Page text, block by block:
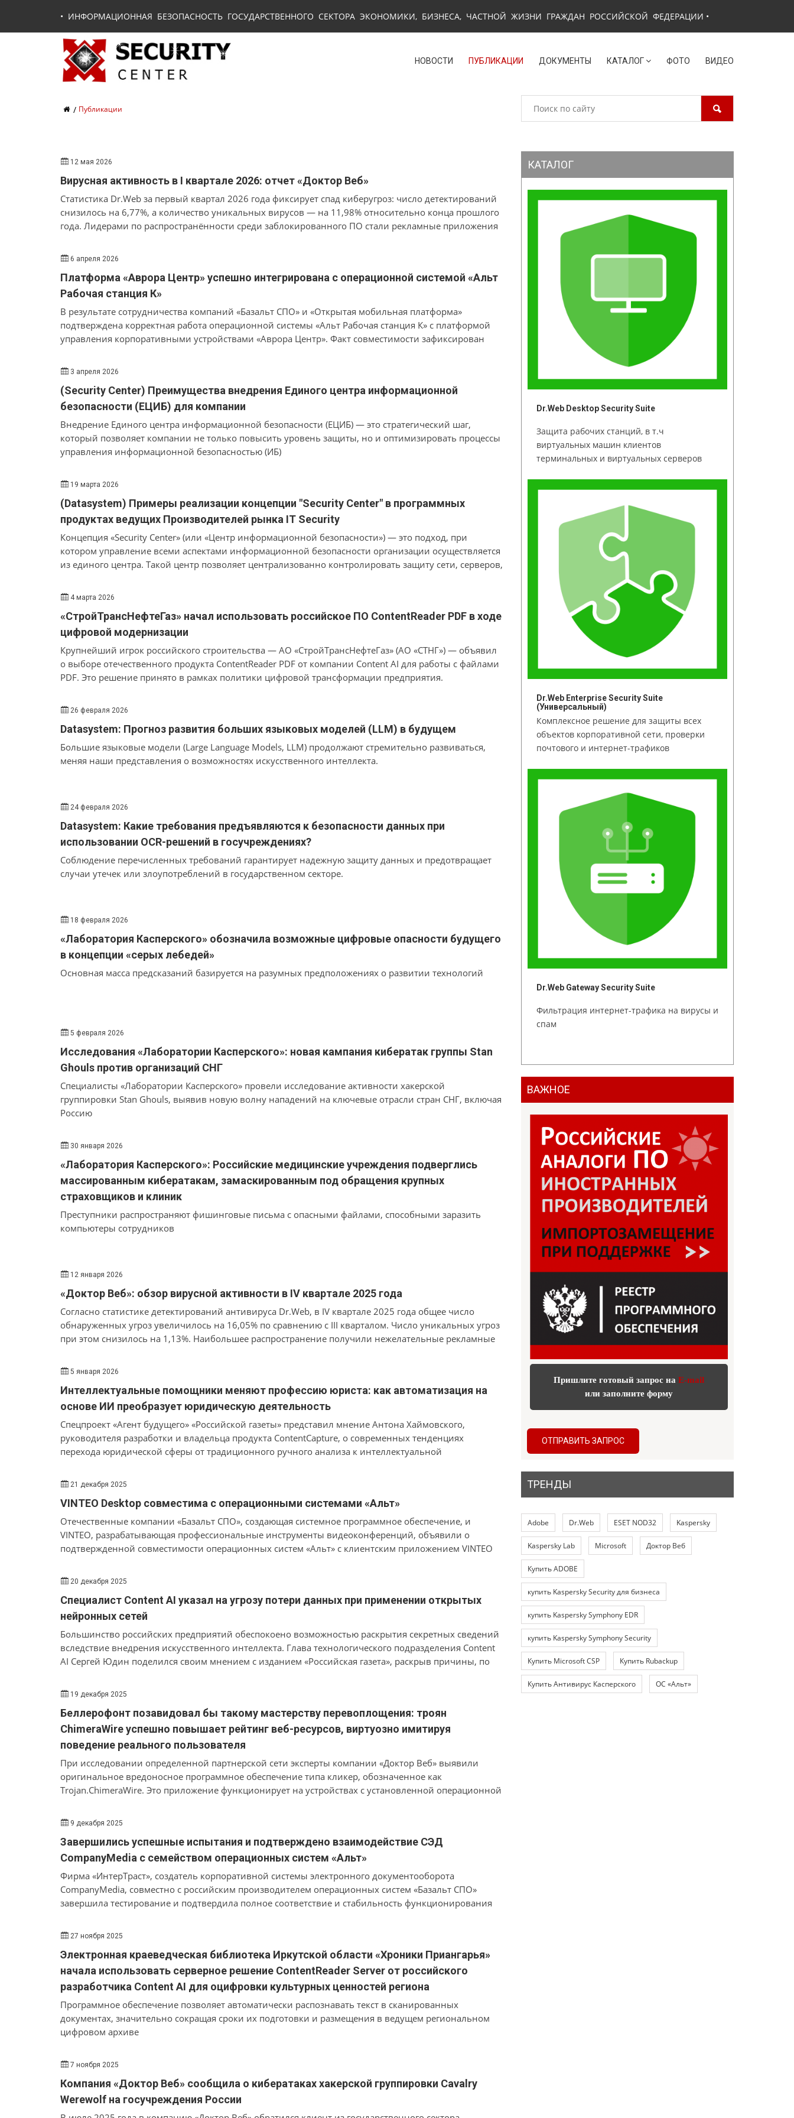
• ИНФОРМАЦИОННАЯ БЕЗОПАСНОСТЬ ГОСУДАРСТВЕННОГО СЕКТОРА ЭКОНОМИКИ, БИЗНЕСА, ЧАСТНОЙ ЖИЗНИ ГРАЖДАН РОССИЙСКОЙ ФЕДЕРАЦИИ •
НОВОСТИ ПУБЛИКАЦИИ ДОКУМЕНТЫ КАТАЛОГ ФОТО ВИДЕО
Публикации
12 мая 2026
Вирусная активность в I квартале 2026: отчет «Доктор Веб»
Статистика Dr.Web за первый квартал 2026 года фиксирует спад киберугроз: число детектирований
снизилось на 6,77%, а количество уникальных вирусов — на 11,98% относительно конца прошлого
года. Лидерами по распространённости среди заблокированного ПО стали рекламные приложения
6 апреля 2026
Платформа «Аврора Центр» успешно интегрирована с операционной системой «Альт
Рабочая станция К»
В результате сотрудничества компаний «Базальт СПО» и «Открытая мобильная платформа»
подтверждена корректная работа операционной системы «Альт Рабочая станция К» с платформой
управления корпоративными устройствами «Аврора Центр». Факт совместимости зафиксирован
3 апреля 2026
(Security Center) Преимущества внедрения Единого центра информационной
безопасности (ЕЦИБ) для компании
Внедрение Единого центра информационной безопасности (ЕЦИБ) — это стратегический шаг,
который позволяет компании не только повысить уровень защиты, но и оптимизировать процессы
управления информационной безопасностью (ИБ)
19 марта 2026
(Datasystem) Примеры реализации концепции "Security Center" в программных
продуктах ведущих Производителей рынка IT Security
Концепция «Security Center» (или «Центр информационной безопасности») — это подход, при
котором управление всеми аспектами информационной безопасности организации осуществляется
из единого центра. Такой центр позволяет централизованно контролировать защиту сети, серверов,
анализировать угрозы. Рассмотрим примеры реализации этой концепции в продуктах ведущих
производителей рынка IT Security.
4 марта 2026
«СтройТрансНефтеГаз» начал использовать российское ПО ContentReader PDF в ходе
цифровой модернизации
Крупнейший игрок российского строительства — АО «СтройТрансНефтеГаз» (АО «СТНГ») — объявил
о выборе отечественного продукта ContentReader PDF от компании Content AI для работы с файлами
PDF. Это решение принято в рамках политики цифровой трансформации предприятия.
26 февраля 2026
Datasystem: Прогноз развития больших языковых моделей (LLM) в будущем
Большие языковые модели (Large Language Models, LLM) продолжают стремительно развиваться,
меняя наши представления о возможностях искусственного интеллекта.
24 февраля 2026
Datasystem: Какие требования предъявляются к безопасности данных при
использовании OCR-решений в госучреждениях?
Соблюдение перечисленных требований гарантирует надежную защиту данных и предотвращает
случаи утечек или злоупотреблений в государственном секторе.
18 февраля 2026
«Лаборатория Касперского» обозначила возможные цифровые опасности будущего
в концепции «серых лебедей»
Основная масса предсказаний базируется на разумных предположениях о развитии технологий
5 февраля 2026
Исследования «Лаборатории Касперского»: новая кампания кибератак группы Stan
Ghouls против организаций СНГ
Специалисты «Лаборатории Касперского» провели исследование активности хакерской
группировки Stan Ghouls, выявив новую волну нападений на ключевые отрасли стран СНГ, включая
Россию
30 января 2026
«Лаборатория Касперского»: Российские медицинские учреждения подверглись
массированным кибератакам, замаскированным под обращения крупных
страховщиков и клиник
Преступники распространяют фишинговые письма с опасными файлами, способными заразить
компьютеры сотрудников
12 января 2026
«Доктор Веб»: обзор вирусной активности в IV квартале 2025 года
Согласно статистике детектирований антивируса Dr.Web, в IV квартале 2025 года общее число
обнаруженных угроз увеличилось на 16,05% по сравнению с III кварталом. Число уникальных угроз
при этом снизилось на 1,13%. Наибольшее распространение получили нежелательные рекламные
и рекламные трояны.
5 января 2026
Интеллектуальные помощники меняют профессию юриста: как автоматизация на
основе ИИ преобразует юридическую деятельность
Спецпроект «Агент будущего» «Российской газеты» представил мнение Антона Хаймовского,
руководителя разработки и владельца продукта ContentCapture, о современных тенденциях
перехода юридической сферы от традиционного ручного анализа к интеллектуальной
ограничения новых технологий применительно к таким направлениям, как оценка правовых
рисков, комплексная проверка контрагентов (due diligence), мониторинг соблюдения нормативных
требований (комплаенс) и создание юридических документов с использованием
автоматизированных решений.
21 декабря 2025
VINTEO Desktop совместима с операционными системами «Альт»
Отечественные компании «Базальт СПО», создающая системное программное обеспечение, и
VINTEO, разрабатывающая профессиональные инструменты видеоконференций, объявили о
подтвержденной совместимости операционных систем «Альт» с клиентским приложением VINTEO
удостоверена полная совместимость и бесперебойная работа приложения VINTEO Desktop на
операционных системах «Альт Рабочая станция» версий 10 и 11. Подтверждение результатов
зафиксировано соответствующими двусторонними сертификатами.
20 декабря 2025
Специалист Content AI указал на угрозу потери данных при применении открытых
нейронных сетей
Большинство российских предприятий обеспокоено возможностью раскрытия секретных сведений
вследствие внедрения искусственного интеллекта. Глава технологического подразделения Content
AI Сергей Юдин поделился своим мнением с изданием «Российская газета», раскрыв причины, по
информации, и предложил рекомендации по осторожному внедрению ИИ-технологий внутри
корпораций
19 декабря 2025
Беллерофонт позавидовал бы такому мастерству перевоплощения: троян
ChimeraWire успешно повышает рейтинг веб-ресурсов, виртуозно имитируя
поведение реального пользователя
При исследовании определенной партнерской сети эксперты компании «Доктор Веб» выявили
оригинальное вредоносное программное обеспечение типа кликер, обозначенное как
Trojan.ChimeraWire. Это приложение функционирует на устройствах с установленной операционной
автоматизации взаимодействия с веб-ресурсами и приложениями.
9 декабря 2025
Завершились успешные испытания и подтверждено взаимодействие СЭД
CompanyMedia с семейством операционных систем «Альт»
Фирма «ИнтерТраст», создатель корпоративной системы электронного документооборота
CompanyMedia, совместно с российским производителем операционных систем «Базальт СПО»
завершила тестирование и подтвердила полное соответствие и стабильность функционирования
от 16 октября 2025 года подтверждает успешность проведенных испытаний специалистами
«ИнтерТраст». Итоги проверок зафиксированы в специальном двустороннем протоколе
27 ноября 2025
Электронная краеведческая библиотека Иркутской области «Хроники Приангарья»
начала использовать серверное решение ContentReader Server от российского
разработчика Content AI для оцифровки культурных ценностей региона
Программное обеспечение позволяет автоматически распознавать текст в сканированных
документах, значительно сокращая сроки их подготовки и размещения в ведущем региональном
цифровом архиве
7 ноября 2025
Компания «Доктор Веб» сообщила о кибератаках хакерской группировки Cavalry
Werewolf на госучреждения России
КАТАЛОГ
Dr.Web Desktop Security Suite
Защита рабочих станций, в т.ч
виртуальных машин клиентов
терминальных и виртуальных серверов
Dr.Web Enterprise Security Suite
(Универсальный)
Комплексное решение для защиты всех
объектов корпоративной сети, проверки
почтового и интернет-трафиков
Dr.Web Gateway Security Suite
Фильтрация интернет-трафика на вирусы и
спам
ВАЖНОЕ
Пришлите готовый запрос на E-mail
или заполните форму
ОТПРАВИТЬ ЗАПРОС
ТРЕНДЫ
Adobe Dr.Web ESET NOD32 Kaspersky
Kaspersky Lab Microsoft Доктор Веб
Купить ADOBE
купить Kaspersky Security для бизнеса
купить Kaspersky Symphony EDR
купить Kaspersky Symphony Security
Купить Microsoft CSP Купить Rubackup
Купить Антивирус Касперского ОС «Альт»